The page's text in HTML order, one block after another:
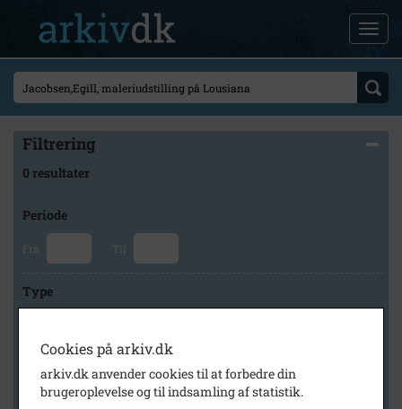
Filtrering
0 resultater
Periode
Fra Til
Type
Arkiv
Lokalarkivet Alsønderup -Tjæreby
Cookies på arkiv.dk
arkiv.dk anvender cookies til at forbedre din
brugeroplevelse og til indsamling af statistik.